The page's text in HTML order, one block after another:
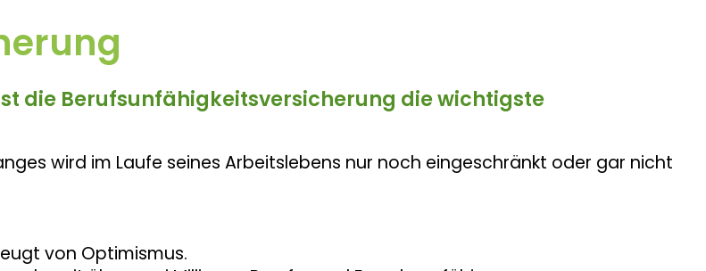
die Berufsunfähigkeitsversicherung die wichtigste
wird im Laufe seines Arbeitslebens nur noch eingeschränkt oder gar nicht
von Optimismus.